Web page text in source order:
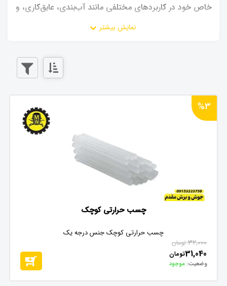
خاص خود در کاربردهای مختلفی مانند آب‌بندی، عایق‌کاری، و
محافظت از قطعات استفاده می‌شوند.
%3
چسب حرارتی کوچک
چسب حرارتی کوچک جنس درجه یک
32,000 تومان
31,040تومان
وضعیت: موجود